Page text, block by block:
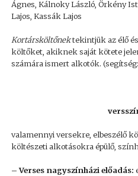
Ágnes, Kálnoky László, Örkény
Lajos, Kassák Lajos
Kortársköltőnektekintjük az élő
költőket, akiknek saját kötete
számára ismert alkotók.
valamennyi versekre, elbeszélő
költészeti alkotásokra épülő,
– Verses nagyszínházi előadás: